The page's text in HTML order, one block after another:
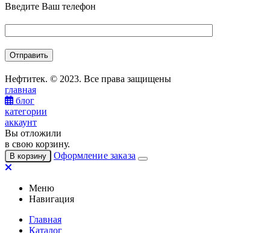
Введите Ваш телефон
Нефтитек. © 2023. Все права защищены
главная
блог
категории
аккаунт
Вы отложили
в свою корзину.
В корзину Оформление заказа
Меню
Навигация
Главная
Каталог